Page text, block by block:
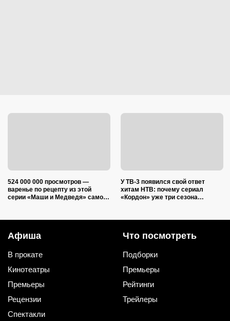
524 000 000 просмотров —
варенье по рецепту из этой
серии «Маши и Медведя» самое
У ТВ-3 появился свой ответ
хитам НТВ: почему сериал
«Кордон» уже три сезона
Афиша
В прокате
Кинотеатры
Премьеры
Рецензии
Спектакли
Что посмотреть
Подборки
Премьеры
Рейтинги
Трейлеры